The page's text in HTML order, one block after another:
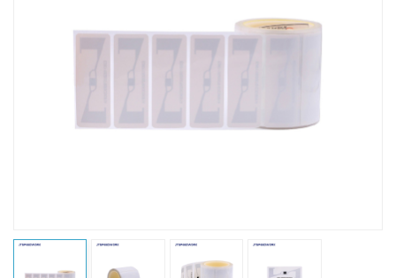
Español
Türk